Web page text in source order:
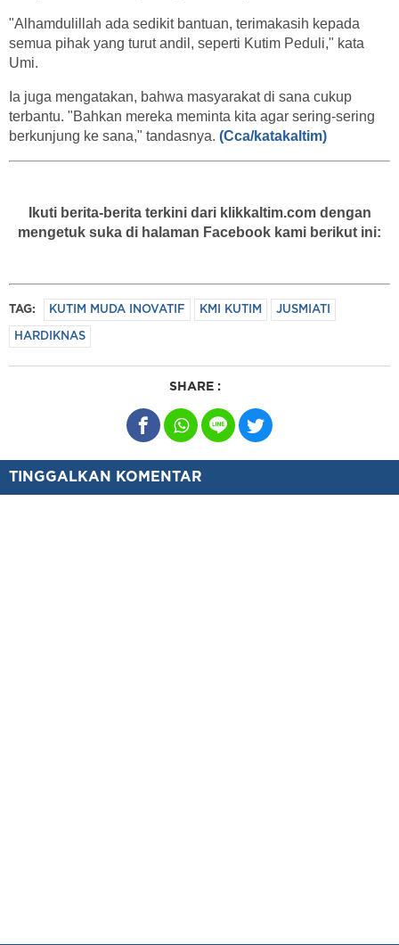
"Alhamdulillah ada sedikit bantuan, terimakasih kepada
semua pihak yang turut andil, seperti Kutim Peduli," kata
Umi.
Ia juga mengatakan, bahwa masyarakat di sana cukup
terbantu. "Bahkan mereka meminta kita agar sering-sering
berkunjung ke sana," tandasnya. (Cca/katakaltim)
Ikuti berita-berita terkini dari klikkaltim.com dengan
mengetuk suka di halaman Facebook kami berikut ini:
TAG: KUTIM MUDA INOVATIF KMI KUTIM JUSMIATI
HARDIKNAS
SHARE :
TINGGALKAN KOMENTAR